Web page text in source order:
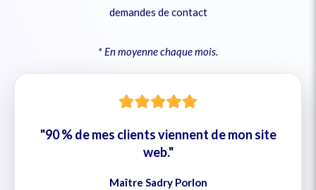
demandes de contact
* En moyenne chaque mois.
"90 % de mes clients viennent de mon site
web."
Maître Sadry Porlon